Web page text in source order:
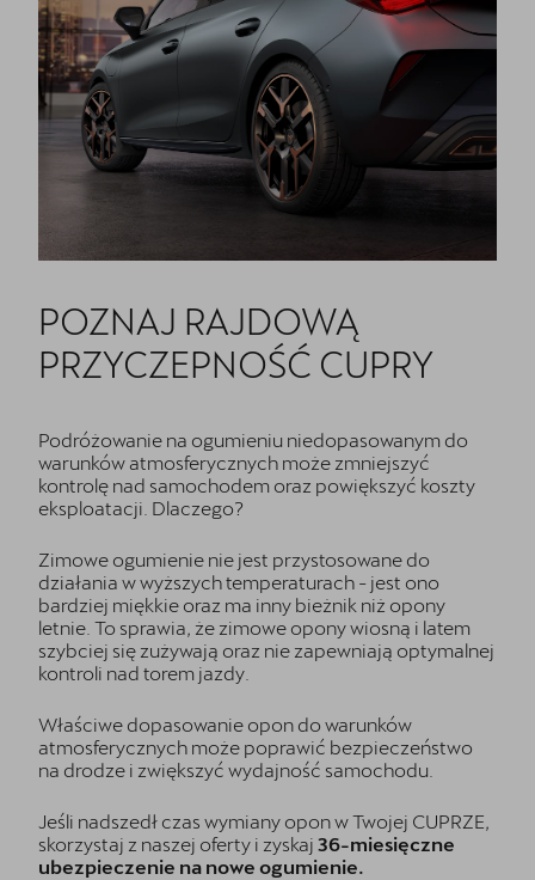
POZNAJ RAJDOWĄ
PRZYCZEPNOŚĆ CUPRY
Podróżowanie na ogumieniu niedopasowanym do
warunków atmosferycznych może zmniejszyć
kontrolę nad samochodem oraz powiększyć koszty
eksploatacji. Dlaczego?
Zimowe ogumienie nie jest przystosowane do
działania w wyższych temperaturach - jest ono
bardziej miękkie oraz ma inny bieżnik niż opony
letnie. To sprawia, że zimowe opony wiosną i latem
szybciej się zużywają oraz nie zapewniają optymalnej
kontroli nad torem jazdy.
Właściwe dopasowanie opon do warunków
atmosferycznych może poprawić bezpieczeństwo
na drodze i zwiększyć wydajność samochodu.
Jeśli nadszedł czas wymiany opon w Twojej CUPRZE,
skorzystaj z naszej oferty i zyskaj 36-miesięczne
ubezpieczenie na nowe ogumienie.